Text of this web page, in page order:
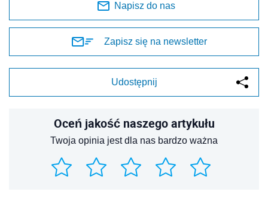
Napisz do nas
Zapisz się na newsletter
Udostępnij
Oceń jakość naszego artykułu
Twoja opinia jest dla nas bardzo ważna